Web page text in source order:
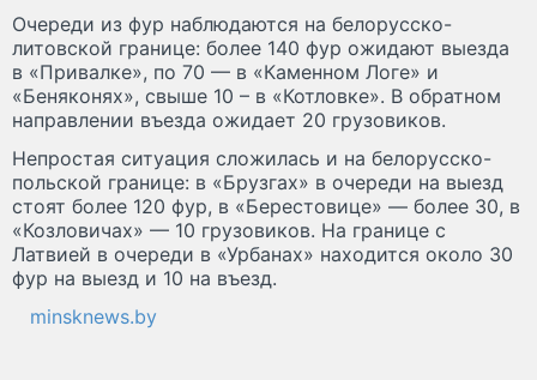
Очереди из фур наблюдаются на белорусско-
литовской границе: более 140 фур ожидают выезда
в «Привалке», по 70 — в «Каменном Логе» и
«Беняконях», свыше 10 – в «Котловке». В обратном
направлении въезда ожидает 20 грузовиков.
Непростая ситуация сложилась и на белорусско-
польской границе: в «Брузгах» в очереди на выезд
стоят более 120 фур, в «Берестовице» — более 30, в
«Козловичах» — 10 грузовиков. На границе с
Латвией в очереди в «Урбанах» находится около 30
фур на выезд и 10 на въезд.
minsknews.by